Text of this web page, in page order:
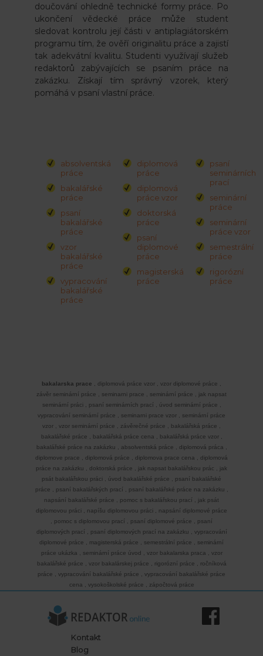
doučování ohledně technické formy práce. Po
ukončení vědecké práce může student
sledovat kontrolu její části v antiplagiátorském
programu tím, že ověří originalitu práce a zajistí
tak adekvátní kvalitu. Studenti využívají služeb
redaktorů zabývajících se psaním práce na
zakázku. Získají tím správný vzorek, který
pomáhá v psaní vlastní práce.
absolventská
práce
bakalářské
práce
psaní
bakalářské
práce
vzor
bakalářské
práce
vypracování
bakalářské
práce
diplomová
práce
diplomová
práce vzor
doktorská
práce
psaní
diplomové
práce
magisterská
práce
psaní
seminárních
prací
seminární
práce
seminární
práce vzor
semestrální
práce
rigorózní
práce
bakalarska prace diplomová práce vzor vzor diplomové práce
závěr seminární práce
seminarni prace seminární práce
jak napsat
seminární práci
psaní seminárních prací úvod seminární práce
vypracování seminární práce
seminarni prace vzor
seminární práce
vzor
vzor seminární práce závěrečné práce bakalářská práce
bakalářské práce
bakalářská práce cena bakalářská práce vzor,
bakalářské práce na zakázku
absolventská práce diplomová práca
diplomove prace
diplomová práce diplomova prace cena
diplomová
práce na zakázku
doktorská práce jak napsat bakalářskou prác
jak
psát bakalářskou práci
úvod bakalářské práce
psaní bakalářské
práce
psaní bakalářských prací psaní bakalářské práce na zakázku
napsání bakalářské práce
pomoc s bakalářskou prací
jak psát
diplomovou práci
napíšu diplomovou práci
napsání diplomové práce
pomoc s diplomovou prací psaní diplomové práce
psaní
diplomových prací
psaní diplomových prací na zakázku
vypracování
diplomové práce
magisterská práce semestrální práce
seminární
práce ukázka
seminární práce úvod vzor bakalarska praca
vzor
bakalářské práce
vzor bakalárskej práce rigorózní práce
ročníková
práce
vypracování bakalářské práce
vypracování bakalářské práce
cena
vysokoškolské práce zápočtová práce
Kontakt
Blog